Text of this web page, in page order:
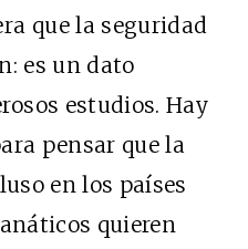
que la seguridad
es un dato
estudios. Hay
pensar que la
en los países
quieren